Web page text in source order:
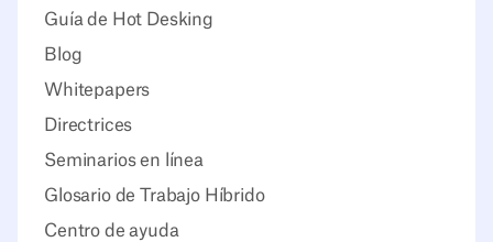
Guía de Hot Desking
Blog
Whitepapers
Directrices
Seminarios en línea
Glosario de Trabajo Híbrido
Centro de ayuda